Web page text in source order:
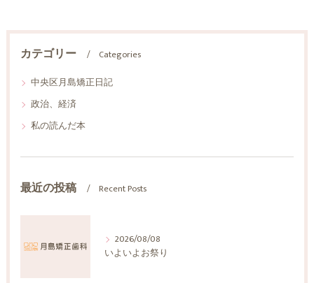
カテゴリー
Categories
中央区月島矯正日記
政治、経済
私の読んだ本
最近の投稿 Recent Posts
2026/08/08
いよいよお祭り